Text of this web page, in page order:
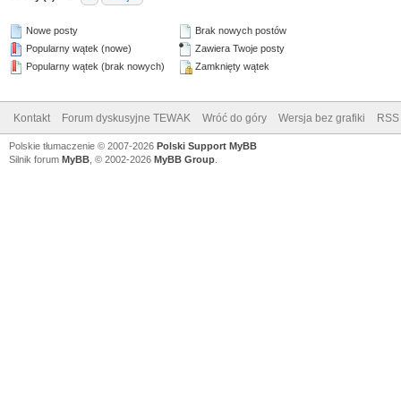
Nowe posty
Popularny wątek (nowe)
Popularny wątek (brak nowych)
Brak nowych postów
Zawiera Twoje posty
Zamknięty wątek
Kontakt Forum dyskusyjne TEWAK Wróć do góry Wersja bez grafiki RSS
Polskie tłumaczenie © 2007-2026 Polski Support MyBB
Silnik forum MyBB , © 2002-2026 MyBB Group